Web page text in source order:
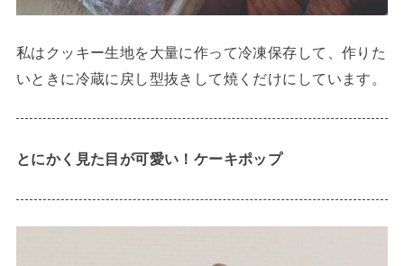
私はクッキー生地を大量に作って冷凍保存して、作りた
いときに冷蔵に戻し型抜きして焼くだけにしています。
とにかく見た目が可愛い！ケーキポップ